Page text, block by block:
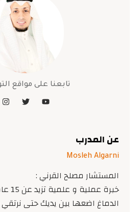
تابعنا على مواقع
عن المدرب
Mosleh Algarni
المستشار مصلح القرني :
الدماغ اضعها بين يديك حتى